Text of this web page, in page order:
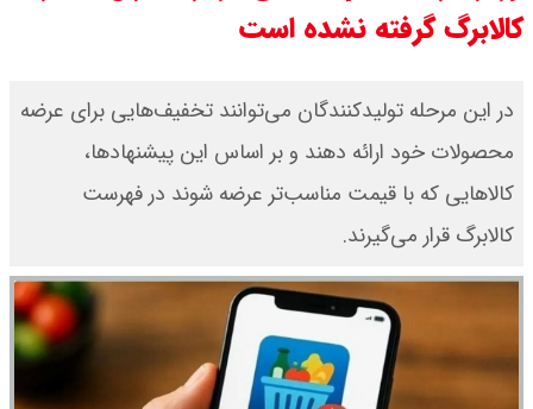
۱۴۰۵ اعلام شد/ طلا بر مدار صعود
قیمت نفت امروز جمعه ۱۶ مرداد ۱۴۰۵
/ نفت صعودی شد + جدول
چرا معوقات بازنشستگان تامین
کالابرگ گرفته نشده است
در این مرحله تولیدکنندگان می‌توانند تخفیف‌هایی برای عرضه
محصولات خود ارائه دهند و بر اساس این پیشنهادها،
کالاهایی که با قیمت مناسب‌تر عرضه شوند در فهرست
کالابرگ قرار می‌گیرند.